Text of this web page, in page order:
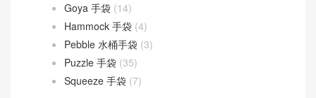
Goyard(523)
Gucci (270)
LOEWE(349)
Cubi 斜挎包 (20)
Flamenco 手袋(23)